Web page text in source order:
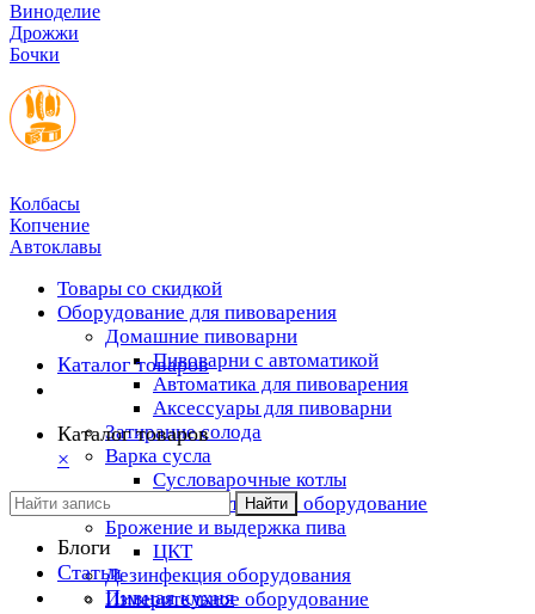
Виноделие
Дрожжи
Бочки
Колбасы
Копчение
Автоклавы
Товары со скидкой
Оборудование для пивоварения
Домашние пивоварни
Пивоварни с автоматикой
Автоматика для пивоварения
Аксессуары для пивоварни
Затирание солода
Варка сусла
Cусловарочные котлы
Дополнительное оборудование
Брожение и выдержка пива
ЦКТ
Дезинфекция оборудования
Измерительное оборудование
Каталог товаров
Каталог товаров
×
Найти
Блоги
Статьи
Пивная кухня